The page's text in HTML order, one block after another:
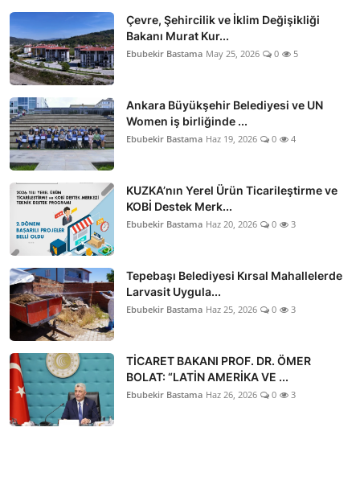
Çevre, Şehircilik ve İklim Değişikliği
Bakanı Murat Kur...
Ebubekir Bastama May 25, 2026 0 5
Ankara Büyükşehir Belediyesi ve UN
Women iş birliğinde ...
Ebubekir Bastama Haz 19, 2026 0 4
KUZKA’nın Yerel Ürün Ticarileştirme ve
KOBİ Destek Merk...
Ebubekir Bastama Haz 20, 2026 0 3
Tepebaşı Belediyesi Kırsal Mahallelerde
Larvasit Uygula...
Ebubekir Bastama Haz 25, 2026 0 3
TİCARET BAKANI PROF. DR. ÖMER
BOLAT: “LATİN AMERİKA VE ...
Ebubekir Bastama Haz 26, 2026 0 3